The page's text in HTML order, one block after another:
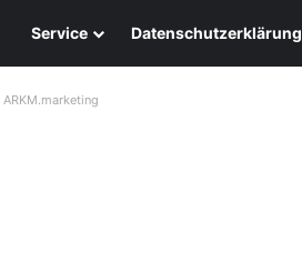
Service Datenschutzerklärung
ARKM.marketing